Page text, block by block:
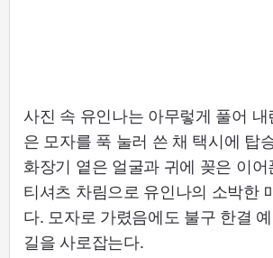
사진 속 유인나는 아무렇게 풀어 내
은 모자를 푹 눌러 쓴 채 택시에 탑
화장기 옅은 얼굴과 귀에 꽂은 이어
티셔츠 차림으로 유인나의 소박한
다. 모자로 가렸음에도 불구 한결
길을 사로잡는다.